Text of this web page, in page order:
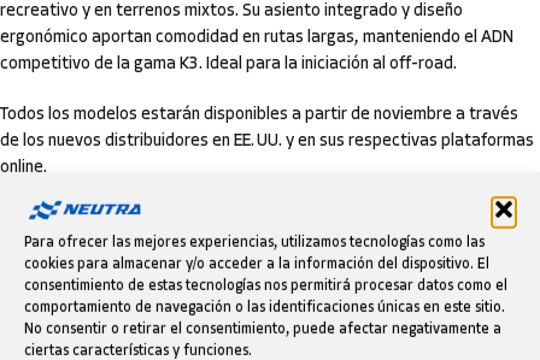
Para ofrecer las mejores experiencias, utilizamos tecnologías como las
cookies para almacenar y/o acceder a la información del dispositivo. El
consentimiento de estas tecnologías nos permitirá procesar datos como el
comportamiento de navegación o las identificaciones únicas en este sitio.
No consentir o retirar el consentimiento, puede afectar negativamente a
ciertas características y funciones.
recreativo y en terrenos mixtos. Su asiento integrado y diseño
ergonómico aportan comodidad en rutas largas, manteniendo el ADN
competitivo de la gama K3. Ideal para la iniciación al off-road.
Todos los modelos estarán disponibles a partir de noviembre a través
de los nuevos distribuidores en EE. UU. y en sus respectivas plataformas
online.